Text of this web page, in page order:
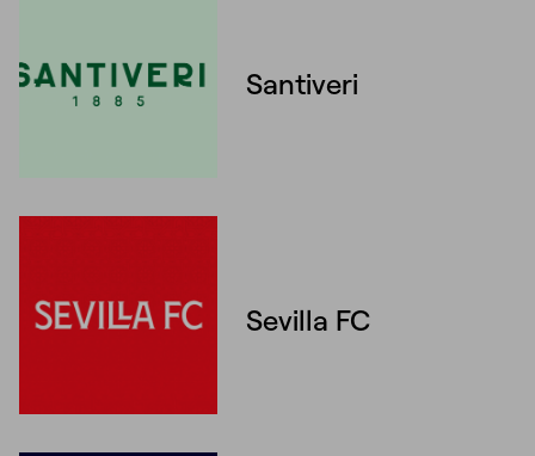
UnmuteSettings
Santiveri
Unmute Settings
Sevilla FC